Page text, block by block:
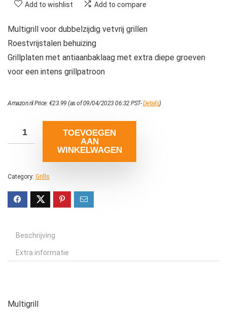
Add to wishlist Add to compare
Multigrill voor dubbelzijdig vetvrij grillen
Roestvrijstalen behuizing
Grillplaten met antiaanbaklaag met extra diepe groeven
voor een intens grillpatroon
Amazon.nl Price:€23.99 (as of 09/04/2023 06:32 PST-Details)
TOEVOEGEN
AAN
WINKELWAGEN
Category: Grills
Beschrijving
Extra informatie
Multigrill